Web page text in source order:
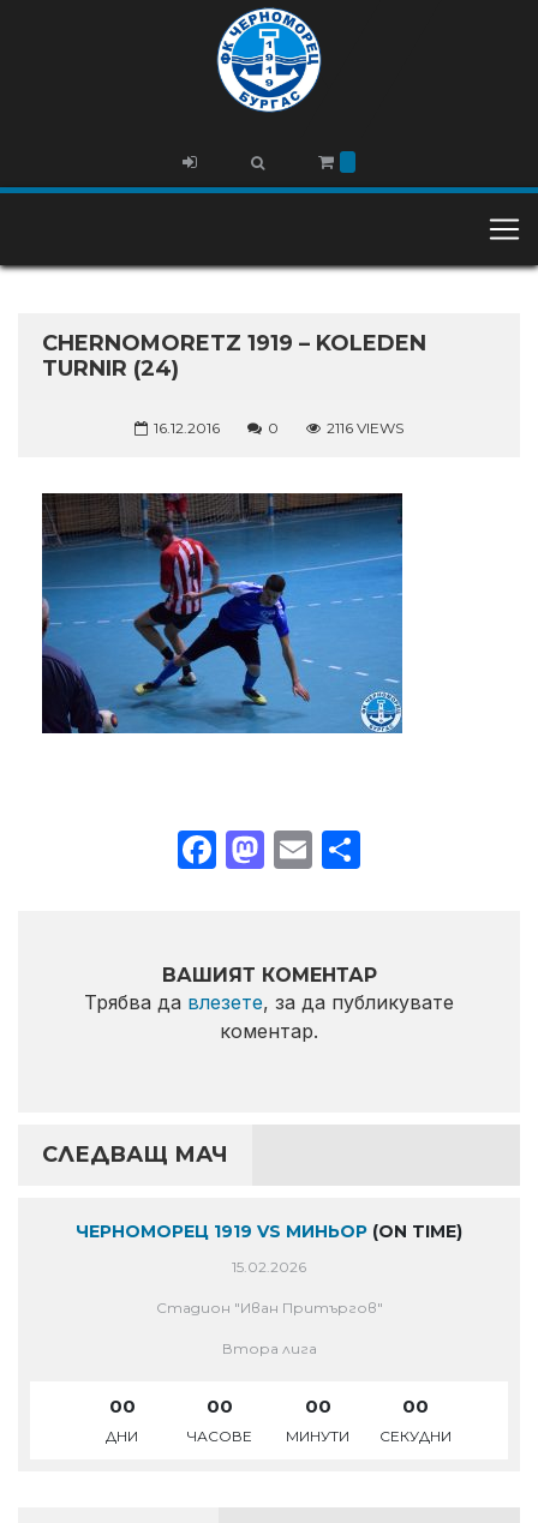
CHERNOMORETZ 1919 – KOLEDEN
TURNIR (24)
16.12.2016 0 2116 VIEWS
Facebook
Mastodon
Email
ВАШИЯТ КОМЕНТАР
Трябва да влезете, за да публикувате
коментар.
СЛЕДВАЩ МАЧ
ЧЕРНОМОРЕЦ 1919 VS МИНЬОР (ON TIME)
15.02.2026
Стадион "Иван Притъргов"
Втора лига
00
ДНИ
00
ЧАСОВЕ
00
МИНУТИ
00
СЕКУДНИ